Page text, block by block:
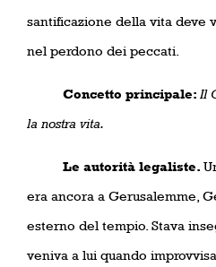
santificazione della vita deve
nel perdono dei peccati.
Concetto principale: Il
la nostra vita.
Le autorità legaliste.
era ancora a Gerusalemme,
esterno del tempio. Stava
veniva a lui quando